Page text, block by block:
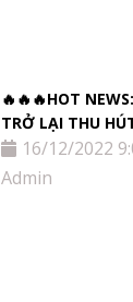
🔥🔥🔥HOT
TRỞ LẠI THU
16/12/2022
Admin